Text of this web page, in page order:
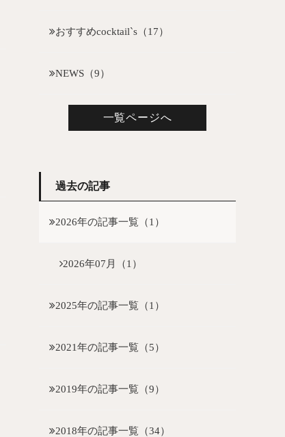
おすすめcocktail`s（17）
NEWS（9）
一覧ページへ
過去の記事
2026年の記事一覧（1）
2026年07月（1）
2025年の記事一覧（1）
2021年の記事一覧（5）
2019年の記事一覧（9）
2018年の記事一覧（34）